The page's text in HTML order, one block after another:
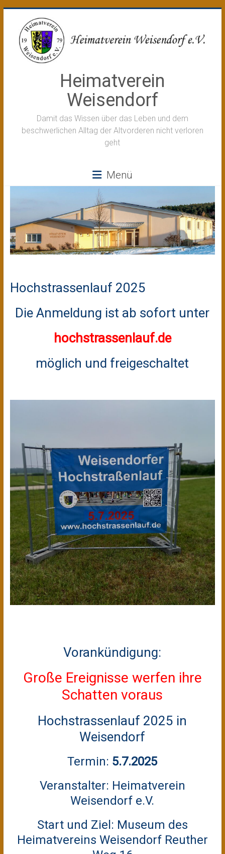
springen
Heimatverein
Weisendorf
Damit das Wissen über das Leben und dem
beschwerlichen Alltag der Altvorderen nicht verloren
geht
Menü
Hochstrassenlauf 2025
Die Anmeldung ist ab sofort unter
hochstrassenlauf.de
möglich und freigeschaltet
Vorankündigung:
Große Ereignisse werfen ihre
Schatten voraus
Hochstrassenlauf 2025 in
Weisendorf
Termin: 5.7.2025
Veranstalter: Heimatverein
Weisendorf e.V.
Start und Ziel: Museum des
Heimatvereins Weisendorf Reuther